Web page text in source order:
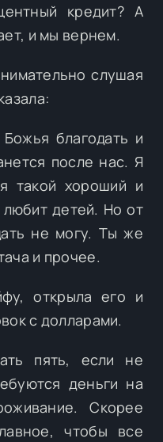
кредит? А
и мы вернем.
слушая
благодать и
после нас. Я
такой хороший и
детей. Но от
не могу. Ты же
и прочее.
открыла его и
с долларами.
пять, если не
деньги на
Скорее
чтобы все